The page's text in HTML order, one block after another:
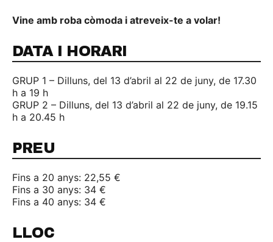
Vine amb roba còmoda i atreveix-te a volar!
DATA I HORARI
GRUP 1 – Dilluns, del 13 d’abril al 22 de juny, de 17.30
h a 19 h
GRUP 2 – Dilluns, del 13 d’abril al 22 de juny, de 19.15
h a 20.45 h
PREU
Fins a 20 anys: 22,55 €
Fins a 30 anys: 34 €
Fins a 40 anys: 34 €
LLOC